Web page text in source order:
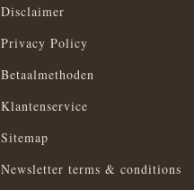
Disclaimer
Privacy Policy
Betaalmethoden
Klantenservice
Sitemap
Newsletter terms & conditions